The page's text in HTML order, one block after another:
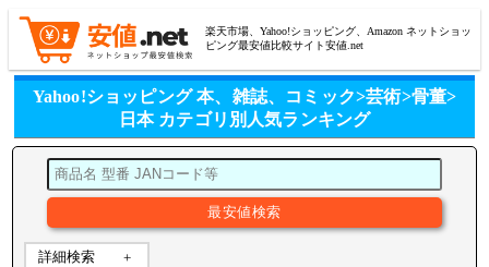
楽天市場、Yahoo!ショッピング、Amazon ネットショッ
ピング最安値比較サイト安値.net
Yahoo!ショッピング 本、雑誌、コミック>芸術>骨董>
日本 カテゴリ別人気ランキング
詳細検索